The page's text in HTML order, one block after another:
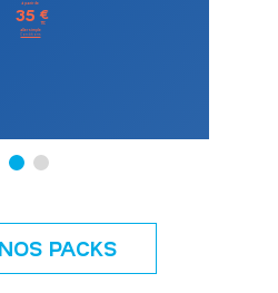
à partir de
35 €
TTC
aller simple
Conditions
PACKS